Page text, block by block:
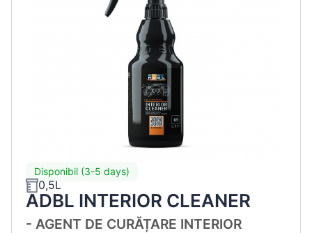
Disponibil (3-5 days)
0,5L
ADBL INTERIOR CLEANER
- AGENT DE CURĂȚARE INTERIOR